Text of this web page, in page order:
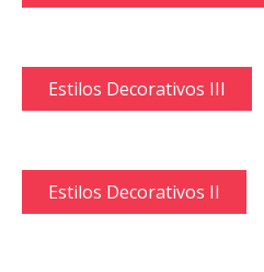
Estilos Decorativos III
Estilos Decorativos II